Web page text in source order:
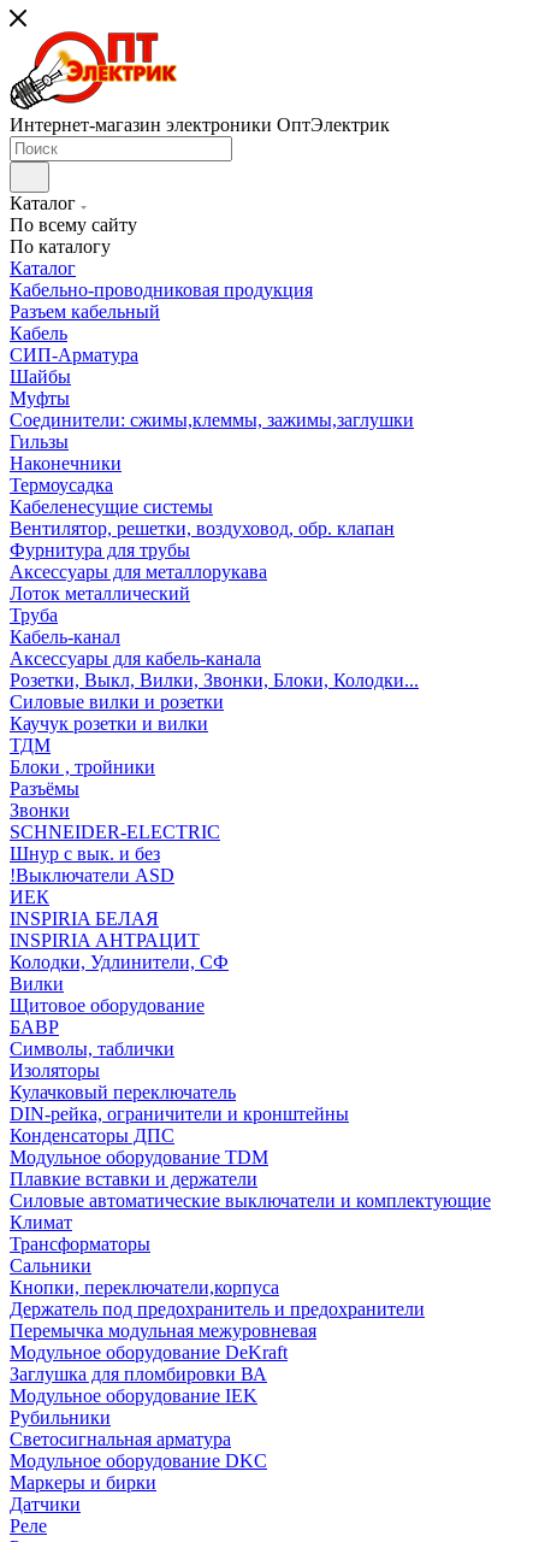
Интернет-магазин электроники ОптЭлектрик
Каталог
По всему сайту
По каталогу
Каталог
Кабельно-проводниковая продукция
Разъем кабельный
Кабель
СИП-Арматура
Шайбы
Муфты
Соединители: сжимы,клеммы, зажимы,заглушки
Гильзы
Наконечники
Термоусадка
Кабеленесущие системы
Вентилятор, решетки, воздуховод, обр. клапан
Фурнитура для трубы
Аксессуары для металлорукава
Лоток металлический
Труба
Кабель-канал
Аксессуары для кабель-канала
Розетки, Выкл, Вилки, Звонки, Блоки, Колодки...
Силовые вилки и розетки
Каучук розетки и вилки
ТДМ
Блоки , тройники
Разъёмы
Звонки
SCHNEIDER-ELECTRIC
Шнур с вык. и без
!Выключатели ASD
ИЕК
INSPIRIA БЕЛАЯ
INSPIRIA АНТРАЦИТ
Колодки, Удлинители, СФ
Вилки
Щитовое оборудование
БАВР
Символы, таблички
Изоляторы
Кулачковый переключатель
DIN-рейка, ограничители и кронштейны
Конденсаторы ДПС
Модульное оборудование TDM
Плавкие вставки и держатели
Силовые автоматические выключатели и комплектующие
Климат
Трансформаторы
Сальники
Кнопки, переключатели,корпуса
Держатель под предохранитель и предохранители
Перемычка модульная межуровневая
Модульное оборудование DeKraft
Заглушка для пломбировки ВА
Модульное оборудование IEK
Рубильники
Светосигнальная арматура
Модульное оборудование DKC
Маркеры и бирки
Датчики
Реле